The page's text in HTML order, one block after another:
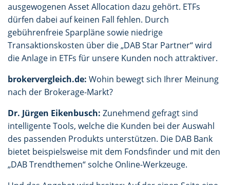
ausgewogenen Asset Allocation dazu gehört. ETFs
dürfen dabei auf keinen Fall fehlen. Durch
gebührenfreie Sparpläne sowie niedrige
Transaktionskosten über die „DAB Star Partner“ wird
die Anlage in ETFs für unsere Kunden noch attraktiver.
brokervergleich.de: Wohin bewegt sich Ihrer Meinung
nach der Brokerage-Markt?
Dr. Jürgen Eikenbusch: Zunehmend gefragt sind
intelligente Tools, welche die Kunden bei der Auswahl
des passenden Produkts unterstützen. Die DAB Bank
bietet beispielsweise mit dem Fondsfinder und mit den
„DAB Trendthemen“ solche Online-Werkzeuge.